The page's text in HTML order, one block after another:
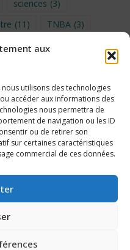
aux
utilisons des technologies
accéder aux informations des
nous permettra de
de navigation ou les ID
ou de retirer son
sur certaines caractéristiques
commercial de ces données.
sciences (3)
(11) TNBA (3)
(7) vidéo
2026
Wahid Chakib (4)